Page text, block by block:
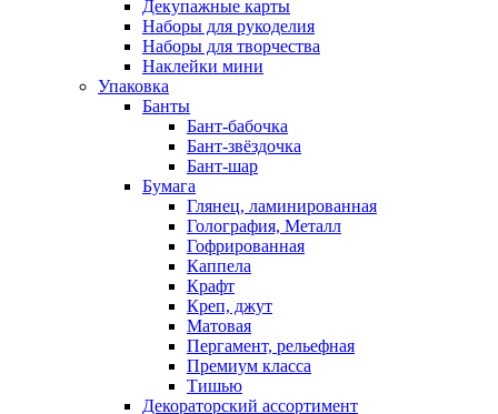
Декупажные карты
Наборы для рукоделия
Наборы для творчества
Наклейки мини
Упаковка
Банты
Бант-бабочка
Бант-звёздочка
Бант-шар
Бумага
Глянец, ламинированная
Голография, Металл
Гофрированная
Каппела
Крафт
Креп, джут
Матовая
Пергамент, рельефная
Премиум класса
Тишью
Декораторский ассортимент